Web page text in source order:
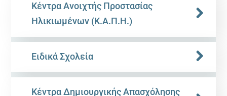
Κέντρα Ανοιχτής Προστασίας
Ηλικιωμένων (Κ.Α.Π.Η.)
Ειδικά Σχολεία
Κέντρα Δημιουργικής Απασχόλησης